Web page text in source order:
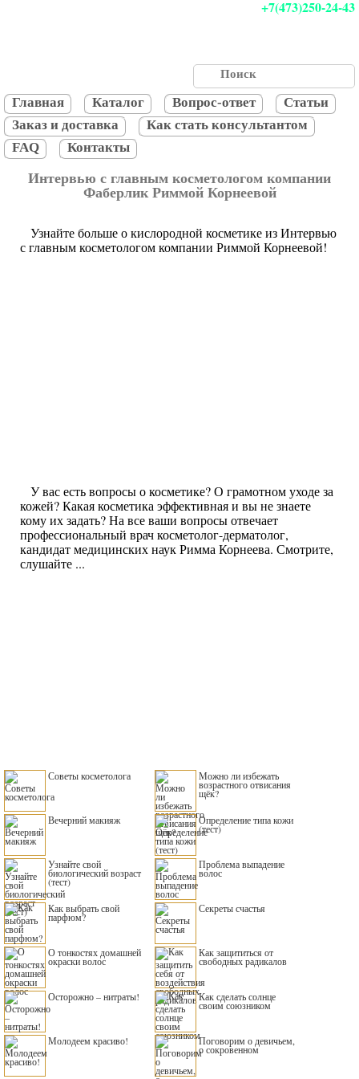
+7(473)250-24-43
Главная Каталог Вопрос-ответ
Статьи
Заказ и доставка
Как стать консультантом
FAQ
Контакты
Интервью с главным косметологом компании
Фаберлик Риммой Корнеевой
Узнайте больше о кислородной косметике из Интервью
с главным косметологом компании Риммой Корнеевой!
У вас есть вопросы о косметике? О грамотном уходе за
кожей? Какая косметика эффективная и вы не знаете
кому их задать? На все ваши вопросы отвечает
профессиональный врач косметолог-дерматолог,
кандидат медицинских наук Римма Корнеева. Смотрите,
слушайте ...
Советы косметолога Можно ли избежать
возрастного отвисания
щёк?
Вечерний макияж Определение типа кожи
(тест)
Узнайте свой
биологический возраст
(тест)
Проблема выпадение
волос
Как выбрать свой
парфюм?
Секреты счастья
О тонкостях домашней
окраски волос
Как защититься от
свободных радикалов
Осторожно – нитраты! Как сделать солнце
своим союзником
Молодеем красиво! Поговорим о девичьем,
о сокровенном